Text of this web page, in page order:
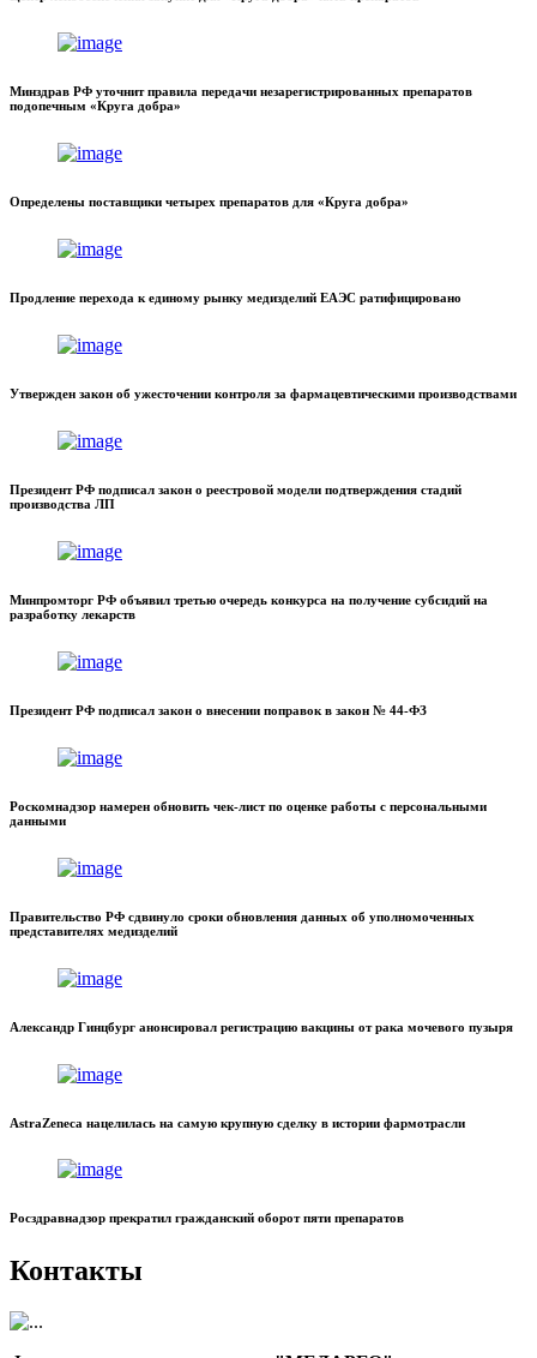
Минздрав РФ уточнит правила передачи незарегистрированных препаратов
подопечным «Круга добра»
Определены поставщики четырех препаратов для «Круга добра»
Продление перехода к единому рынку медизделий ЕАЭС ратифицировано
Утвержден закон об ужесточении контроля за фармацевтическими производствами
Президент РФ подписал закон о реестровой модели подтверждения стадий
производства ЛП
Минпромторг РФ объявил третью очередь конкурса на получение субсидий на
разработку лекарств
Президент РФ подписал закон о внесении поправок в закон № 44-ФЗ
Роскомнадзор намерен обновить чек-лист по оценке работы с персональными
данными
Правительство РФ сдвинуло сроки обновления данных об уполномоченных
представителях медизделий
Александр Гинцбург анонсировал регистрацию вакцины от рака мочевого пузыря
AstraZeneca нацелилась на самую крупную сделку в истории фармотрасли
Росздравнадзор прекратил гражданский оборот пяти препаратов
Контакты